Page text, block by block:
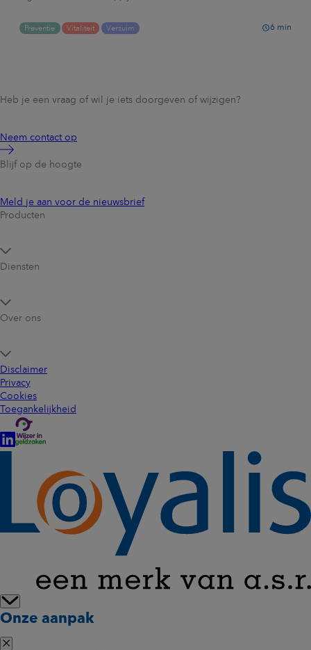
Preventie Vitaliteit Verzuim 6 min
Heb je een vraag of wil je iets doorgeven of wijzigen?
Neem contact op
Blijf op de hoogte
Meld je aan voor de nieuwsbrief
Producten
Diensten
Over ons
Disclaimer
Privacy
Cookies
Toegankelijkheid
Onze aanpak